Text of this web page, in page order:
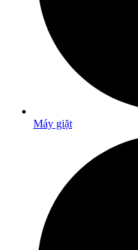
Máy giặt